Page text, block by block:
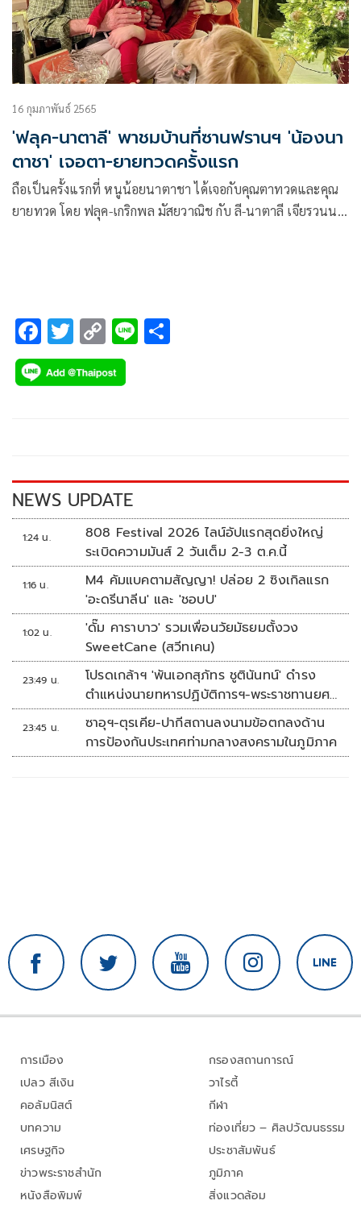
16 กุมภาพันธ์ 2565
'ฟลุค-นาตาลี' พาชมบ้านที่ซานฟรานฯ 'น้องนา
ตาชา' เจอตา-ยายทวดครั้งแรก
ถือเป็นครั้งแรกที่ หนูน้อยนาตาชา ได้เจอกับคุณตาทวดและคุณ
ยายทวด โดย ฟลุค-เกริกพล มัสยวาณิช กับ ลี-นาตาลี เจียรวนนท์
F
ac
e
k
T
wi
tt
C
o
p
k
Li
NEWS UPDATE
1:24 น.
808 Festival 2026 ไลน์อัปแรกสุดยิ่งใหญ่
ระเบิดความมันส์ 2 วันเต็ม 2-3 ต.ค.นี้
1:16 น.
M4 คัมแบคตามสัญญา! ปล่อย 2 ซิงเกิลแรก
'อะดรีนาลีน' และ 'ชอบU'
1:02 น.
'ดั๊ม คาราบาว' รวมเพื่อนวัยมัธยมตั้งวง
SweetCane (สวีทเคน)
23:49 น.
โปรดเกล้าฯ 'พันเอกสุภัทร ชูตินันทน์' ดำรง
ตำแหน่งนายทหารปฏิบัติการฯ-พระราชทานยศ
'พลตรี'
23:45 น.
ซาอุฯ-ตุรเคีย-ปากีสถานลงนามข้อตกลงด้าน
การป้องกันประเทศท่ามกลางสงครามในภูมิภาค
การเมือง
เปลว สีเงิน
คอลัมนิสต์
บทความ
เศรษฐกิจ
ข่าวพระราชสำนัก
หนังสือพิมพ์
กรองสถานการณ์
วาไรตี้
กีฬา
ท่องเที่ยว – ศิลปวัฒนธรรม
ประชาสัมพันธ์
ภูมิภาค
สิ่งแวดล้อม